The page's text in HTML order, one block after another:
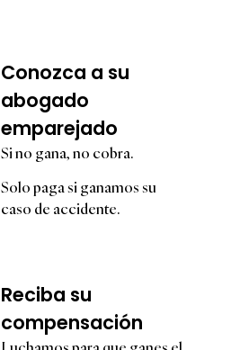
Conozca a su
abogado
emparejado
Si no gana, no cobra.
Solo paga si ganamos su
caso de accidente.
Reciba su
compensación